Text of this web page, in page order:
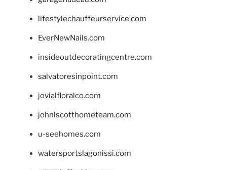
lifestylechauffeurservice.com
EverNewNails.com
insideoutdecoratingcentre.com
salvatoresinpoint.com
jovialfloralco.com
johnlscotthometeam.com
u-seehomes.com
watersportslagonissi.com